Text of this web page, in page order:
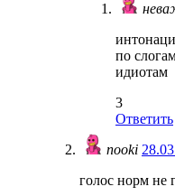
по
идиотам
3
Ответить
nooki
голос норм не